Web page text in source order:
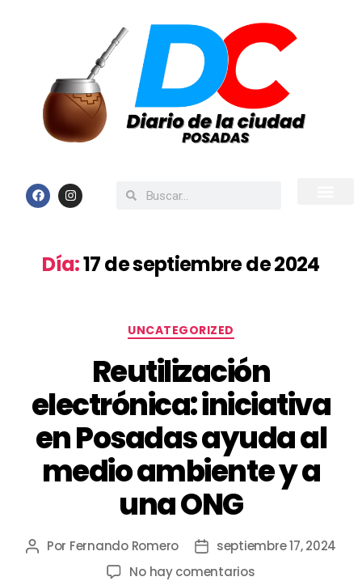
Día:17 de septiembre de 2024
UNCATEGORIZED
Reutilización
electrónica: iniciativa
en Posadas ayuda al
medio ambiente y a
una ONG
Por Fernando Romero
septiembre 17, 2024
No hay comentarios